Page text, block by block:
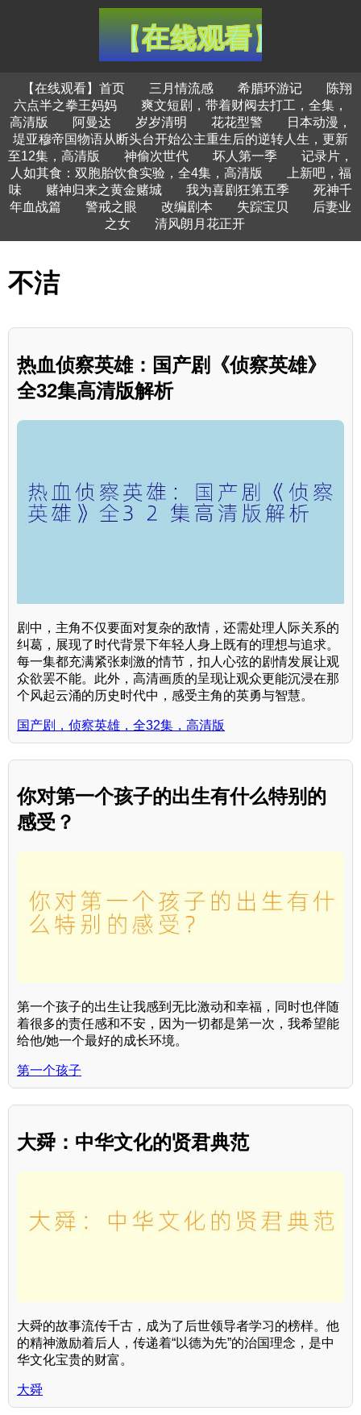
【在线观看】首页 三月情流感 希腊环游记
陈翔
六点半之拳王妈妈
爽文短剧，带着财阀去打工，全集，
高清版
阿曼达 岁岁清明 花花型警
日本动漫，
堤亚穆帝国物语从断头台开始公主重生后的逆转人生，更新
至12集，高清版
神偷次世代 坏人第一季
记录片，
人如其食：双胞胎饮食实验，全4集，高清版
上新吧，福
味
赌神归来之黄金赌城 我为喜剧狂第五季
死神千
年血战篇
警戒之眼 改编剧本 失踪宝贝
后妻业
之女
清风朗月花正开
不洁
热血侦察英雄：国产剧《侦察英雄》
全32集高清版解析
剧中，主角不仅要面对复杂的敌情，还需处理人际关系的
纠葛，展现了时代背景下年轻人身上既有的理想与追求。
每一集都充满紧张刺激的情节，扣人心弦的剧情发展让观
众欲罢不能。此外，高清画质的呈现让观众更能沉浸在那
个风起云涌的历史时代中，感受主角的英勇与智慧。
国产剧，侦察英雄，全32集，高清版
你对第一个孩子的出生有什么特别的
感受？
第一个孩子的出生让我感到无比激动和幸福，同时也伴随
着很多的责任感和不安，因为一切都是第一次，我希望能
给他/她一个最好的成长环境。
第一个孩子
大舜：中华文化的贤君典范
大舜的故事流传千古，成为了后世领导者学习的榜样。他
的精神激励着后人，传递着“以德为先”的治国理念，是中
华文化宝贵的财富。
大舜